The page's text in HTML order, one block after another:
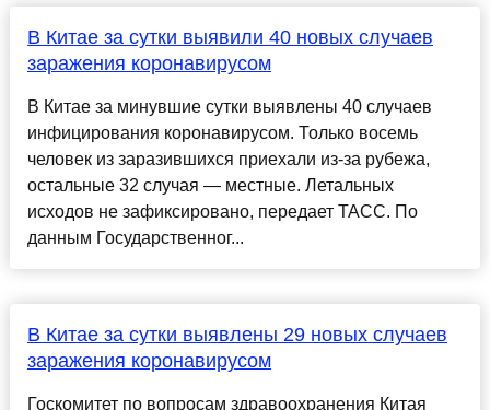
В Китае за сутки выявили 40 новых случаев
заражения коронавирусом
В Китае за минувшие сутки выявлены 40 случаев
инфицирования коронавирусом. Только восемь
человек из заразившихся приехали из-за рубежа,
остальные 32 случая — местные. Летальных
исходов не зафиксировано, передает ТАСС. По
данным Государственног...
В Китае за сутки выявлены 29 новых случаев
заражения коронавирусом
Госкомитет по вопросам здравоохранения Китая